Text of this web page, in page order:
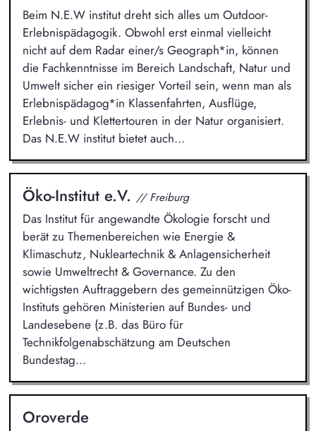
Beim N.E.W institut dreht sich alles um Outdoor-
Erlebnispädagogik. Obwohl erst einmal vielleicht
nicht auf dem Radar einer/s Geograph*in, können
die Fachkenntnisse im Bereich Landschaft, Natur und
Umwelt sicher ein riesiger Vorteil sein, wenn man als
Erlebnispädagog*in Klassenfahrten, Ausflüge,
Erlebnis- und Klettertouren in der Natur organisiert.
Das N.E.W institut bietet auch...
Öko-Institut e.V. // Freiburg
Das Institut für angewandte Ökologie forscht und
berät zu Themenbereichen wie Energie &
Klimaschutz, Nukleartechnik & Anlagensicherheit
sowie Umweltrecht & Governance. Zu den
wichtigsten Auftraggebern des gemeinnützigen Öko-
Instituts gehören Ministerien auf Bundes- und
Landesebene (z.B. das Büro für
Technikfolgenabschätzung am Deutschen
Bundestag...
Oroverde